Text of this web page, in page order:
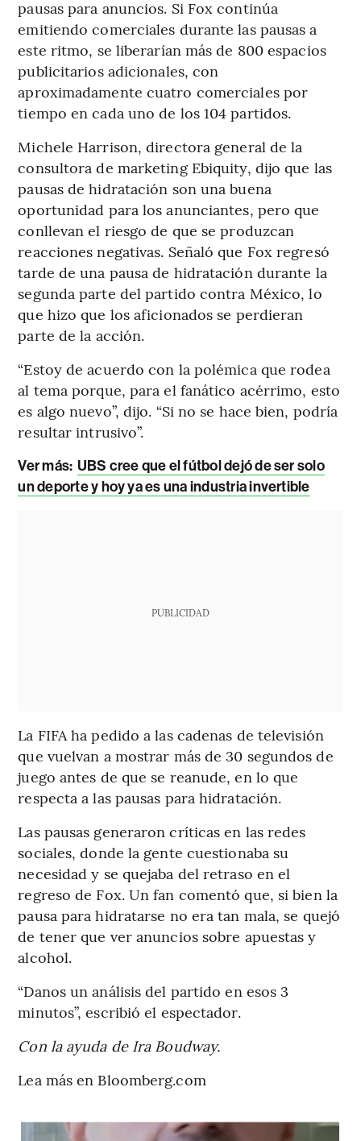
pausas para anuncios. Si Fox continúa
emitiendo comerciales durante las pausas a
este ritmo, se liberarían más de 800 espacios
publicitarios adicionales, con
aproximadamente cuatro comerciales por
tiempo en cada uno de los 104 partidos.
Michele Harrison, directora general de la
consultora de marketing Ebiquity, dijo que las
pausas de hidratación son una buena
oportunidad para los anunciantes, pero que
conllevan el riesgo de que se produzcan
reacciones negativas. Señaló que Fox regresó
tarde de una pausa de hidratación durante la
segunda parte del partido contra México, lo
que hizo que los aficionados se perdieran
parte de la acción.
“Estoy de acuerdo con la polémica que rodea
al tema porque, para el fanático acérrimo, esto
es algo nuevo”, dijo. “Si no se hace bien, podría
resultar intrusivo”.
Ver más: UBS cree que el fútbol dejó de ser solo
un deporte y hoy ya es una industria invertible
PUBLICIDAD
La FIFA ha pedido a las cadenas de televisión
que vuelvan a mostrar más de 30 segundos de
juego antes de que se reanude, en lo que
respecta a las pausas para hidratación.
Las pausas generaron críticas en las redes
sociales, donde la gente cuestionaba su
necesidad y se quejaba del retraso en el
regreso de Fox. Un fan comentó que, si bien la
pausa para hidratarse no era tan mala, se quejó
de tener que ver anuncios sobre apuestas y
alcohol.
“Danos un análisis del partido en esos 3
minutos”, escribió el espectador.
Con la ayuda de Ira Boudway.
Lea más en Bloomberg.com